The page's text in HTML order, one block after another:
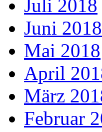
Juli 2018
Juni 2018
Mai 2018
April
März
Februar